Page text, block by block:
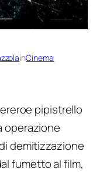
inCinema
pipistrello
operazione
demitizzazione
fumetto al film,